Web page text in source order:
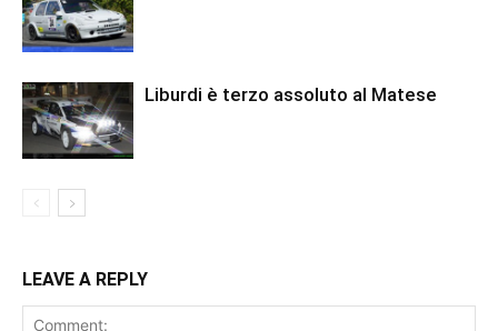
Liburdi è terzo assoluto al Matese
LEAVE A REPLY